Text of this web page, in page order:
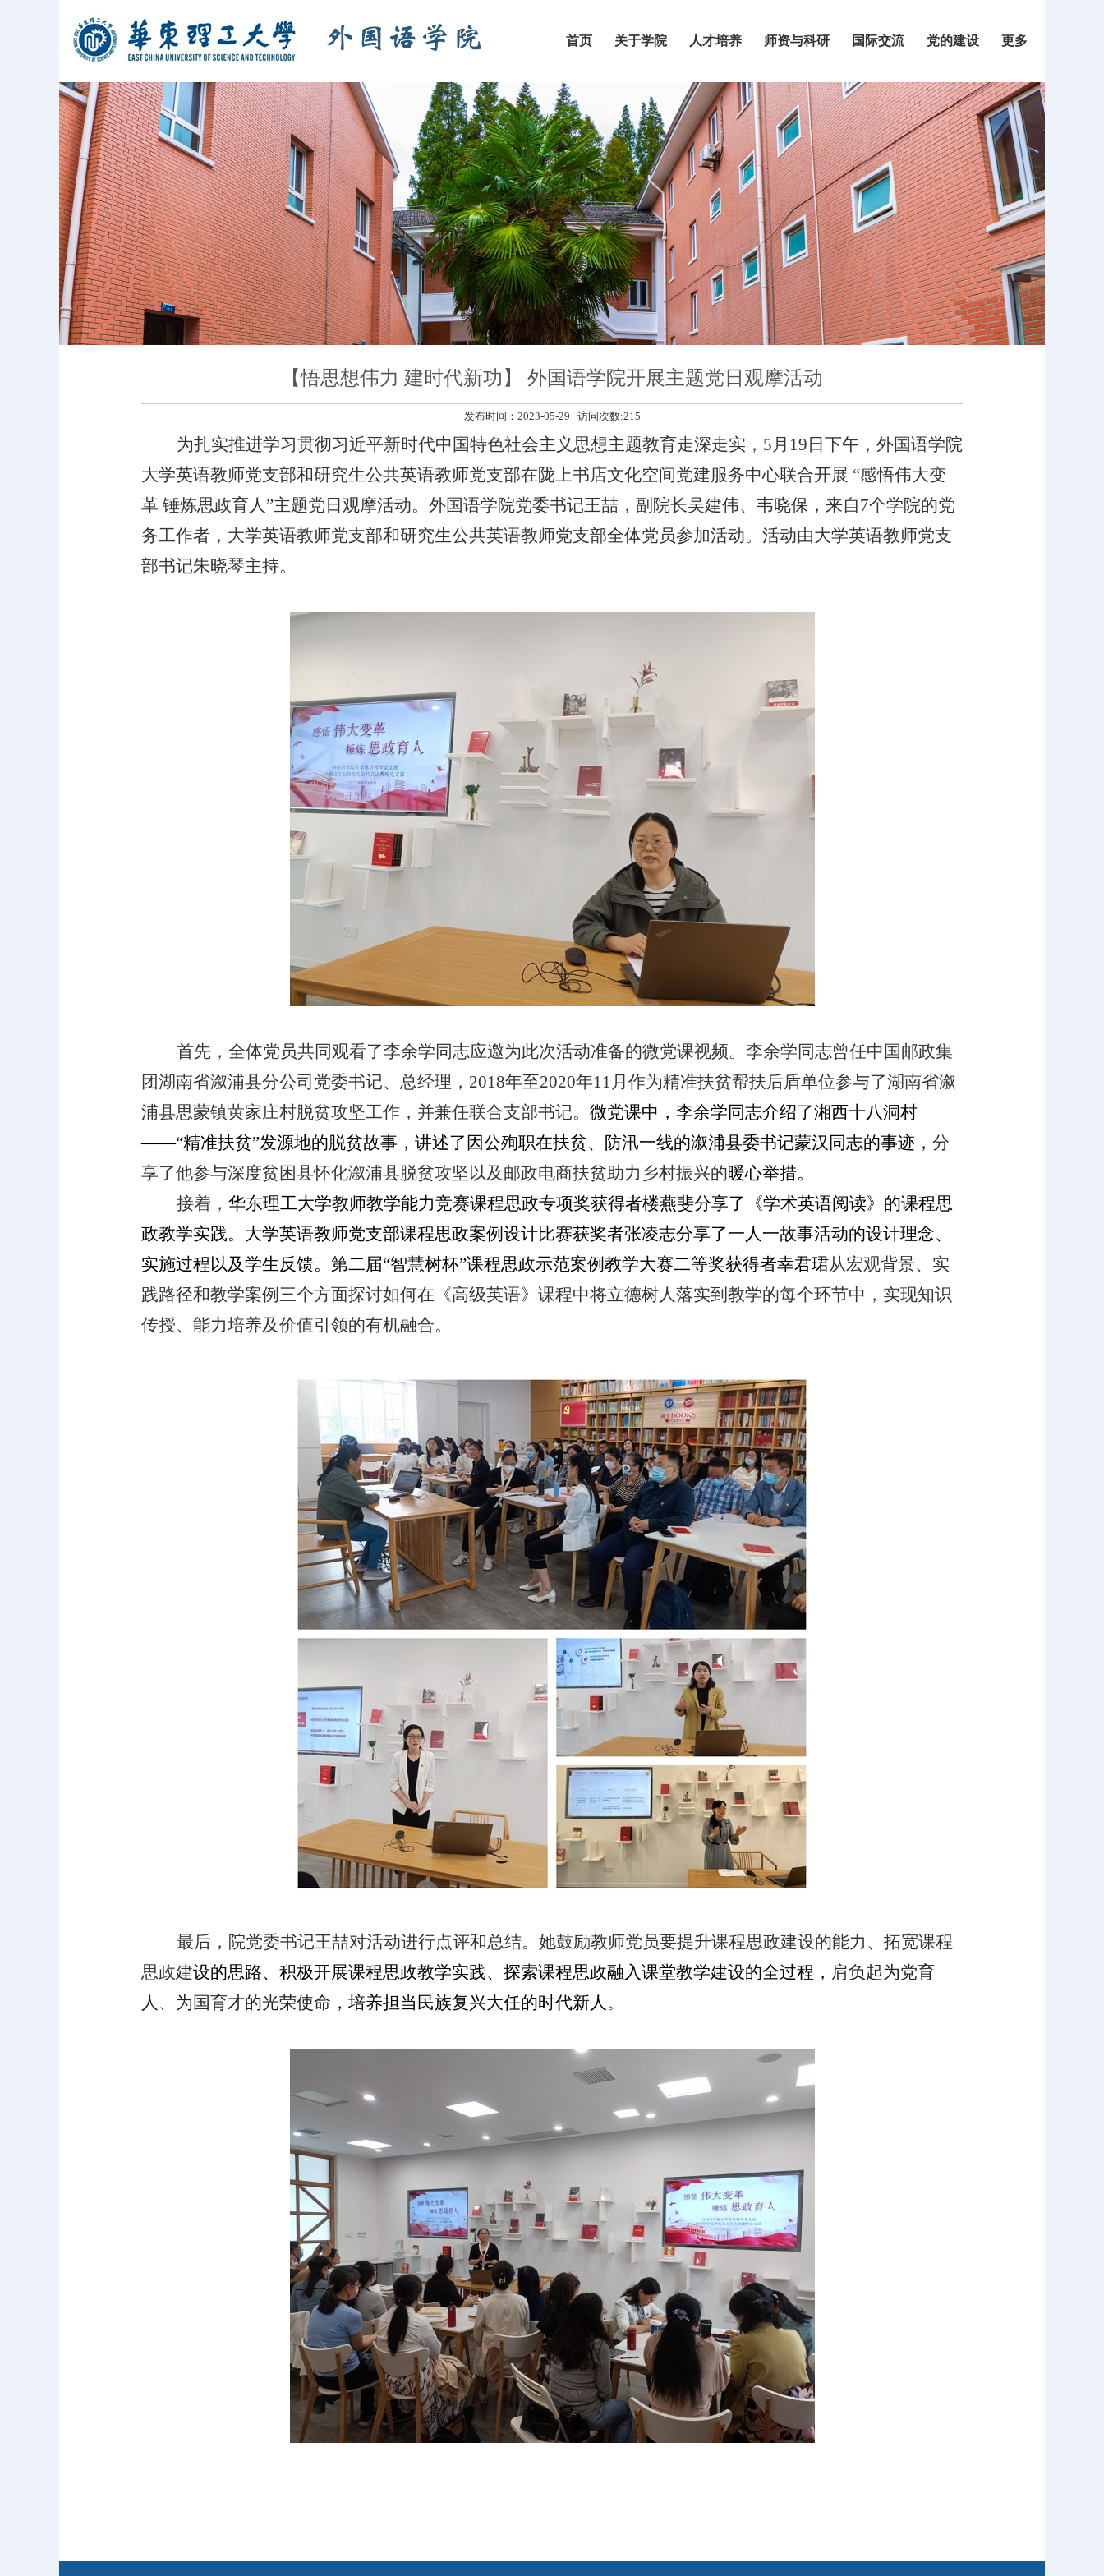
首页 关于学院 人才培养 师资与科研 国际交流 党的建设 更多
【悟思想伟力 建时代新功】 外国语学院开展主题党日观摩活动
发布时间：2023-05-29 访问次数:215
为扎实推进学习贯彻习近平新时代中国特色社会主义思想主题教育走深走实， 5月 19 日下午，外国语学院
大学英语教师党支部和研究生公共英语教师党支部在陇上书店文化空间党建服务中心联合开展 “感悟伟大变
革 锤炼思政育人”主题党日观摩活动。外国语学院党委书记王喆，副院长吴建伟、韦晓保，来自7个学院的党
务工作者， 大学英语教师党支部和研究生公共英语教师党支部全体党员参加活动。 活动由大学英语教师党支
部书记朱晓琴主持。
首先， 全体党员共同观看了李余学同志应邀为此次活动准备的微党课视频。李余学同志曾任中国邮政集
团湖南省溆浦县分公司党委书记、总经理， 2018年至2020年11月作为精准扶贫帮扶后盾单位参与了湖南省溆
浦县思蒙镇黄家庄村脱贫攻坚工作，并兼任联合支部书记。 微党课中，李余学同志介绍了湘西十八洞村
——“精准扶贫”发源地的脱贫故事，讲述了因公殉职在扶贫、防汛一线的溆浦县委书记蒙汉同志的事迹， 分
享了他参与深度贫困县怀化溆浦县脱贫攻坚以及邮政电商扶贫助力乡村振兴的暖心举措。
接着， 华东理工大学教师教学能力竞赛课程思政专项奖获得者楼燕斐分享了《学术英语阅读》的课程思
政教学实践。大学英语教师党支部课程思政案例设计比赛获奖者张凌志分享了一人一故事活动的设计理念、
实施过程以及学生反馈。第二届“智慧树杯”课程思政示范案例教学大赛二等奖获得者幸君珺从宏观背景、实
践路径和教学案例三个方面探讨如何在《高级英语》课程中将立德树人落实到教学的每个环节中，实现知识
传授、能力培养及价值引领的有机融合。
最后，院党委书记王喆对活动进行点评和总结。她鼓励教师党员要提升课程思政建设的能力、拓宽课程
思政建设的思路、积极开展课程思政教学实践、探索课程思政融入课堂教学建设的全过程， 肩负起为党育
人、为国育才的光荣使命 ， 培养担当民族复兴大任的时代新人 。